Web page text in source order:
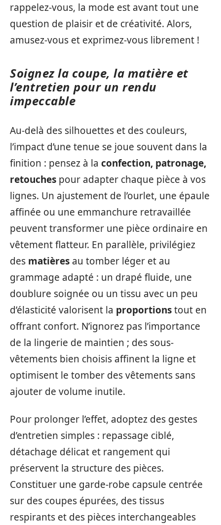
rappelez-vous, la mode est avant tout une
question de plaisir et de créativité. Alors,
amusez-vous et exprimez-vous librement !
Soignez la coupe, la matière et
l’entretien pour un rendu
impeccable
Au-delà des silhouettes et des couleurs,
l’impact d’une tenue se joue souvent dans la
finition : pensez à la confection, patronage,
retouches pour adapter chaque pièce à vos
lignes. Un ajustement de l’ourlet, une épaule
affinée ou une emmanchure retravaillée
peuvent transformer une pièce ordinaire en
vêtement flatteur. En parallèle, privilégiez
des matières au tomber léger et au
grammage adapté : un drapé fluide, une
doublure soignée ou un tissu avec un peu
d’élasticité valorisent la proportionstout en
offrant confort. N’ignorez pas l’importance
de la lingerie de maintien ; des sous-
vêtements bien choisis affinent la ligne et
optimisent le tomber des vêtements sans
ajouter de volume inutile.
Pour prolonger l’effet, adoptez des gestes
d’entretien simples : repassage ciblé,
détachage délicat et rangement qui
préservent la structure des pièces.
Constituer une garde-robe capsule centrée
sur des coupes épurées, des tissus
respirants et des pièces interchangeables